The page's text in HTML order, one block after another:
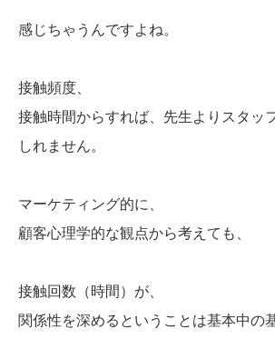
感じちゃうんですよね。
接触頻度、
接触時間からすれば、先生よりスタッ
しれません。
マーケティング的に、
顧客心理学的な観点から考えても、
接触回数（時間）が、
関係性を深めるということは基本中の